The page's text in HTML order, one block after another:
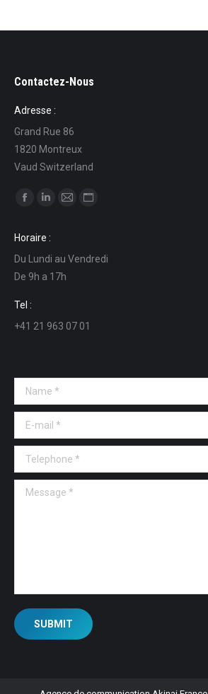
Contactez-Nous
Adresse :
Grand Rue 86
1820 Montreux
Vaud Switzerland
Find us on:
opens
in
new
window
opens
in
new
in
in
Horaire :
Du Lundi au Vendredi
De 9h a 17h
Tel :
+41 21 963 07 01
Name *
E-mail *
Telephone *
Message *
SUBMIT